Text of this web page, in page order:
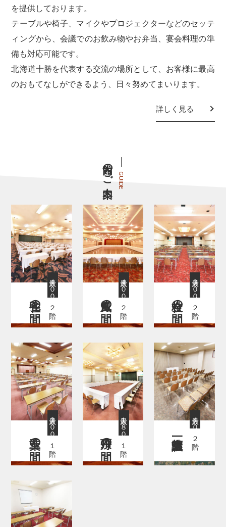
を提供しております。
テーブルや椅子、マイクやプロジェクターなどのセッテ
ィングから、会議でのお飲み物やお弁当、宴会料理の準
備も対応可能です。
北海道十勝を代表する交流の場所として、お客様に最高
のおもてなしができるよう、日々努めてまいります。
詳しく見る
GUIDE
館内のご案内
最大４００席
２階
孔雀の間
最大４００席
２階
鳳凰の間
最大３００席
２階
金枝の間
最大３００席
１階
玉葉の間
最大１８０席
１階
丹頂の間
最大４０席
２階